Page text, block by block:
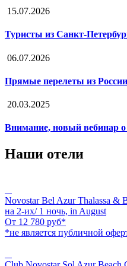
15.07.2026
Туристы из Санкт-
06.07.2026
Прямые перелеты из
20.03.2025
Внимание, новый вебинар
Наши отели
Novostar Bel Azur Thalassa &
на 2-их/ 1 ночь, in August
От 12 780 руб*
*не является публичной